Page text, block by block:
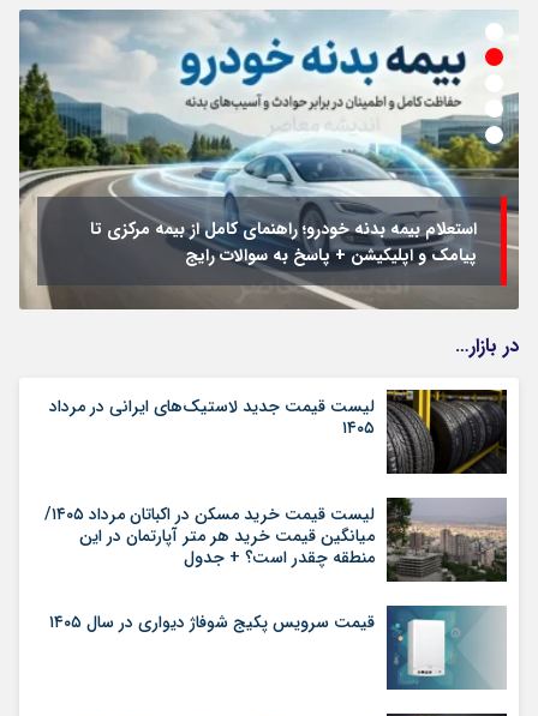
استعلام بیمه بدنه خودرو؛ راهنمای کامل از بیمه مرکزی تا
پیامک و اپلیکیشن + پاسخ به سوالات رایج
در بازار…
لیست قیمت جدید لاستیک‌های ایرانی در مرداد
۱۴۰۵
لیست قیمت خرید مسکن در اکباتان مرداد ۱۴۰۵/
میانگین قیمت خرید هر متر آپارتمان در این
منطقه چقدر است؟ + جدول
قیمت سرویس پکیج شوفاژ دیواری در سال ۱۴۰۵